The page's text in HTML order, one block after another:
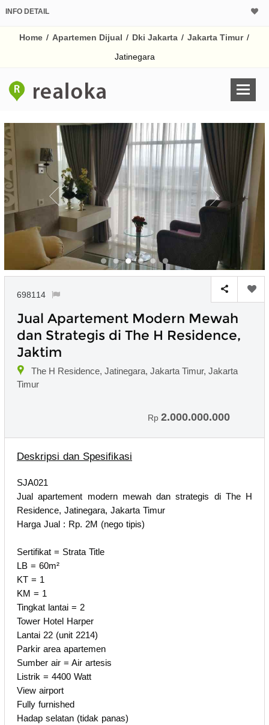
INFO DETAIL
Home / Apartemen Dijual / Dki Jakarta / Jakarta Timur /
Jatinegara
698114
Jual Apartement Modern Mewah
dan Strategis di The H Residence,
Jaktim
The H Residence, Jatinegara, Jakarta Timur, Jakarta
Timur
Rp 2.000.000.000
Deskripsi dan Spesifikasi
SJA021
Jual apartement modern mewah dan strategis di The H
Residence, Jatinegara, Jakarta Timur
Harga Jual : Rp. 2M (nego tipis)
Sertifikat = Strata Title
LB = 60m²
KT = 1
KM = 1
Tingkat lantai = 2
Tower Hotel Harper
Lantai 22 (unit 2214)
Parkir area apartemen
Sumber air = Air artesis
Listrik = 4400 Watt
View airport
Fully furnished
Hadap selatan (tidak panas)
Harga Rp
% /th
Untuk hasil simulasi
pada kotak-
Simpan